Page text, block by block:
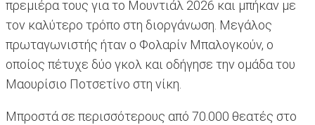
πρεμιέρα τους για το Μουντιάλ 2026 και μπήκαν με
τον καλύτερο τρόπο στη διοργάνωση. Μεγάλος
πρωταγωνιστής ήταν ο Φολαρίν Μπαλογκούν, ο
οποίος πέτυχε δύο γκολ και οδήγησε την ομάδα του
Μαουρίσιο Ποτσετίνο στη νίκη.
Μπροστά σε περισσότερους από 70.000 θεατές στο